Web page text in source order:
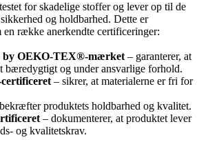
for skadelige stoffer og lever op til de
og holdbarhed. Dette er
en række anerkendte certificeringer:
by OEKO-TEX®-mærket – garanterer, at
bæredygtigt og under ansvarlige forhold.
– sikrer, at materialerne er fri for
produktets holdbarhed og kvalitet.
– dokumenterer, at produktet lever
og kvalitetskrav.